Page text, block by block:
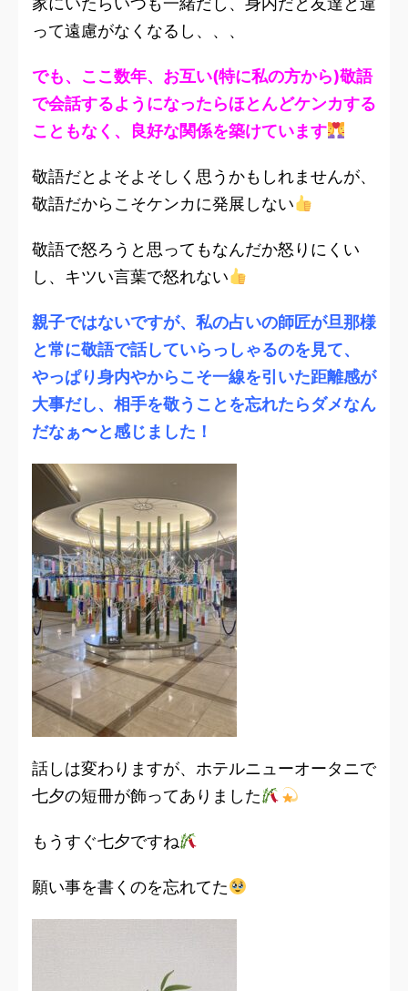
って遠慮がなくなるし、、、
でも、ここ数年、お互い(特に私の方から)敬語
で会話するようになったらほとんどケンカする
こともなく、良好な関係を築けています
敬語だとよそよそしく思うかもしれませんが、
敬語だからこそケンカに発展しない
敬語で怒ろうと思ってもなんだか怒りにくい
し、キツい言葉で怒れない
親子ではないですが、私の占いの師匠が旦那様
と常に敬語で話していらっしゃるのを見て、
やっぱり身内やからこそ一線を引いた距離感が
大事だし、相手を敬うことを忘れたらダメなん
だなぁ〜と感じました！
話しは変わりますが、ホテルニューオータニで
七夕の短冊が飾ってありました
もうすぐ七夕ですね
願い事を書くのを忘れてた